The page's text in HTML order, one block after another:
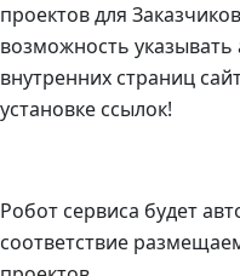
проектов для
возможность
внутренних страниц
установке ссылок!
Робот сервиса будет
соответствие